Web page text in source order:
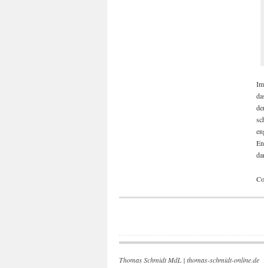
Thomas Schmidt MdL | thomas-schmidt-online.de